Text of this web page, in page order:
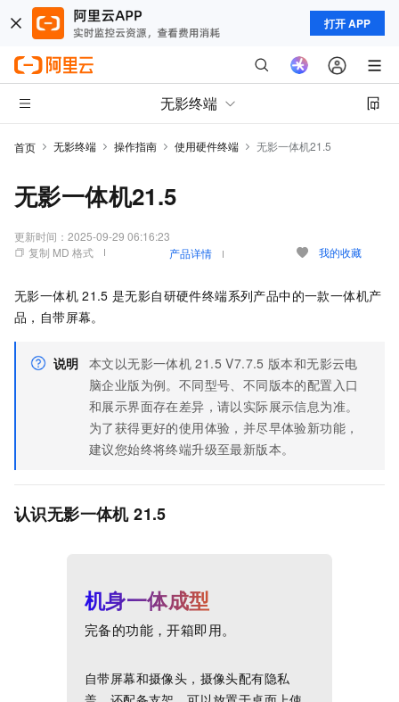
打开 APP
无影终端
首页 无影终端 操作指南 使用硬件终端 无影一体机21.5
无影一体机21.5
更新时间： 2025-09-29 06:16:23
复制 MD 格式
产品详情 我的收藏
无影一体机 21.5 是无影自研硬件终端系列产品中的一款一体机产
品，自带屏幕。
说明 本文以无影一体机 21.5 V7.7.5 版本和无影云电
脑企业版为例。不同型号、不同版本的配置入口
和展示界面存在差异，请以实际展示信息为准。
为了获得更好的使用体验，并尽早体验新功能，
建议您始终将终端升级至最新版本。
认识无影一体机 21.5
机身一体成型
完备的功能，开箱即用。
自带屏幕和摄像头，摄像头配有隐私